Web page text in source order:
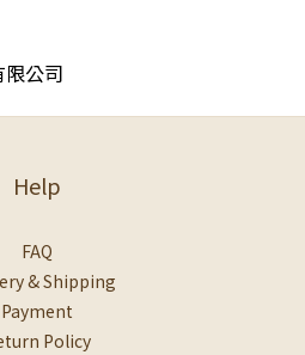
公司
Help
FAQ
& Shipping
Payment
Policy